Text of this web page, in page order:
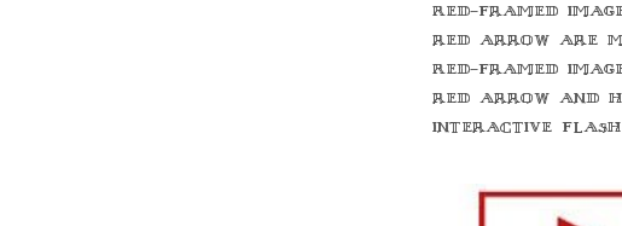
Red-framed
red arrow are
Red-framed
red arrow and
interactive flash